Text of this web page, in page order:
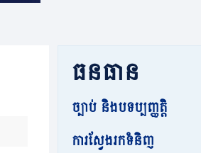
ធនធាន
ច្បាប់ និងបទប្បញ្ញត្តិ
ការស្វែងរកទំនិញ